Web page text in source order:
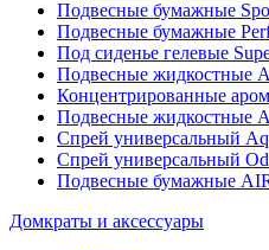
Подвесные бумажные
Подвесные бумажные
Под сиденье гелевые
Подвесные жидкостные
Концентрированные
Подвесные жидкостные
Спрей универсальный
Спрей универсальный
Подвесные бумажные
Домкраты и аксессуары